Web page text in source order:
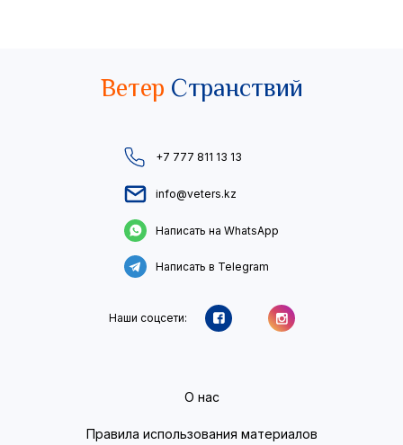
Ветер Странствий
+7 777 811 13 13
info@veters.kz
Написать на WhatsApp
Написать в Telegram
Наши соцсети:
О нас
Правила использования материалов